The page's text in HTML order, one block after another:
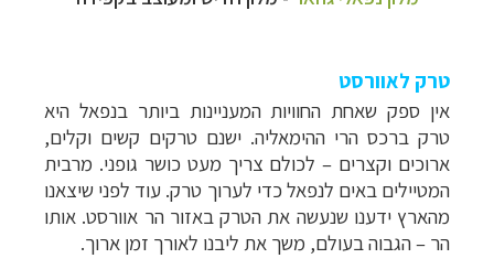
טרק לאוורסט
אין ספק שאחת החוויות המעניינות ביותר בנפאל היא
טרק ברכס הרי ההימאליה. ישנם טרקים קשים וקלים,
ארוכים וקצרים –לכולם צריך מעט כושר גופני. מרבית
המטיילים באים לנפאל כדי לערוך טרק. עוד לפני שיצאנו
מהארץ ידענו שנעשה את הטרק באזור הר אוורסט. אותו
הר –הגבוה בעולם, משך את ליבנו לאורך זמן ארוך.